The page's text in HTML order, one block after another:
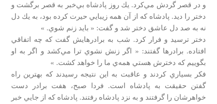
و در قصر گردش مي‌كرد. يك روز پادشاه بي‌خبر به قصر برگشت و
دختر را ديد. پادشاه كه از آن همه زيبايي حيرت كرده بود، به يك دل
نه به صد دل عاشق دختر شد و گفت: « بايد زنم شوي. »
دختر ترسيد و فرار كرد. شب به برادرهايش گفت كه چه اتفاقي
افتاده. برادرها گفتند: « اگر زنش نشوي ترا مي‌كشد و اگر به او
بگوييم كه دخترش هستي همه‌ي ما را خواهد كشت. »
فكر بسياري كردند و عاقبت به اين نتيجه رسيدند كه بهترين راه
گفتن حقيقت به پادشاه است. فردا صبح، هفت برادر دست
خواهرشان را گرفتند و به نزد پادشاه رفتند. پادشاه كه از جايي خبر